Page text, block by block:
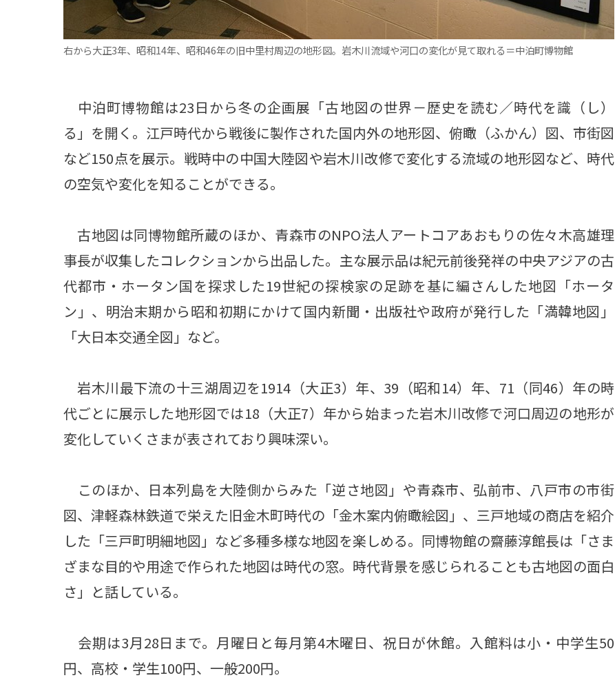
右から大正3年、昭和14年、昭和46年の旧中里村周辺の地形図。岩木川流域や河口の変化が見て取れる＝中泊町博物館
中泊町博物館は23日から冬の企画展「古地図の世界－歴史を読む／時代を識（し）
る」を開く。江戸時代から戦後に製作された国内外の地形図、俯瞰（ふかん）図、市街図
など150点を展示。戦時中の中国大陸図や岩木川改修で変化する流域の地形図など、時代
の空気や変化を知ることができる。
古地図は同博物館所蔵のほか、青森市のNPO法人アートコアあおもりの佐々木高雄理
事長が収集したコレクションから出品した。主な展示品は紀元前後発祥の中央アジアの古
代都市・ホータン国を探求した19世紀の探検家の足跡を基に編さんした地図「ホータ
ン」、明治末期から昭和初期にかけて国内新聞・出版社や政府が発行した「満韓地図」
「大日本交通全図」など。
岩木川最下流の十三湖周辺を1914（大正3）年、39（昭和14）年、71（同46）年の時
代ごとに展示した地形図では18（大正7）年から始まった岩木川改修で河口周辺の地形が
変化していくさまが表されており興味深い。
このほか、日本列島を大陸側からみた「逆さ地図」や青森市、弘前市、八戸市の市街
図、津軽森林鉄道で栄えた旧金木町時代の「金木案内俯瞰絵図」、三戸地域の商店を紹介
した「三戸町明細地図」など多種多様な地図を楽しめる。同博物館の齋藤淳館長は「さま
ざまな目的や用途で作られた地図は時代の窓。時代背景を感じられることも古地図の面白
さ」と話している。
会期は3月28日まで。月曜日と毎月第4木曜日、祝日が休館。入館料は小・中学生50
円、高校・学生100円、一般200円。